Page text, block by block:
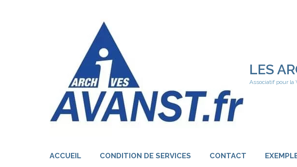
LES
Associatif pour la
ACCUEIL CONDITION DE SERVICES CONTACT